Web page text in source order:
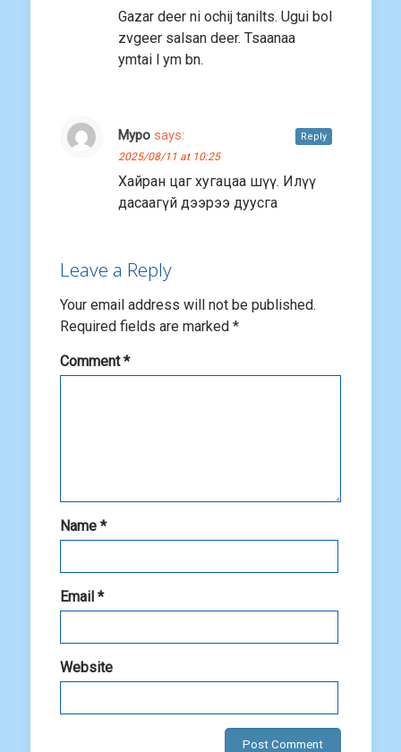
Gazar deer ni ochij tanilts. Ugui bol
zvgeer salsan deer. Tsaanaa
ymtai l ym bn.
Муро says:
2025/08/11 at 10:25
Хайран цаг хугацаа шүү. Илүү
дасаагүй дээрээ дуусга
Reply
Leave a Reply
Your email address will not be published.
Required fields are marked *
Comment*
Name *
Email *
Website